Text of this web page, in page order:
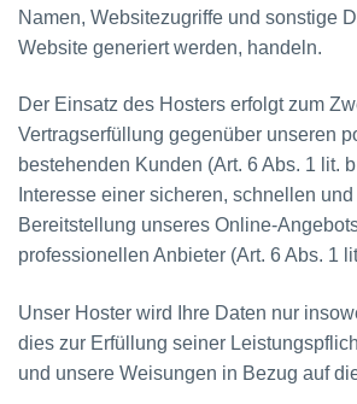
Namen, Websitezugriffe und sonstige
Website generiert werden, handeln.
Der Einsatz des Hosters erfolgt zum
Vertragserfüllung gegenüber unseren
bestehenden Kunden (Art. 6 Abs. 1 lit.
Interesse einer sicheren, schnellen
Bereitstellung unseres Online-
professionellen Anbieter (Art. 6 Abs. 1
Unser Hoster wird Ihre Daten nur
dies zur Erfüllung seiner
und unsere Weisungen in Bezug auf